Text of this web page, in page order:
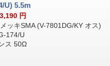
U) 5.5m
3,190 円
ッキSMA (V-7801DG/KY オス)
174/U
ス 50Ω